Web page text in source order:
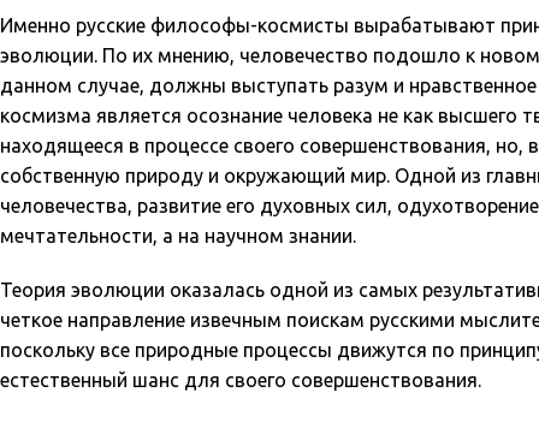
Именно русские философы-космисты вырабатывают
эволюции. По их мнению, человечество подошло к
данном случае, должны выступать разум и
космизма является осознание человека не как высшего
находящееся в процессе своего совершенствования,
собственную природу и окружающий мир. Одной из
человечества, развитие его духовных сил,
мечтательности, а на научном знании.
Теория эволюции оказалась одной из самых
четкое направление извечным поискам русскими
поскольку все природные процессы движутся по
естественный шанс для своего совершенствования.